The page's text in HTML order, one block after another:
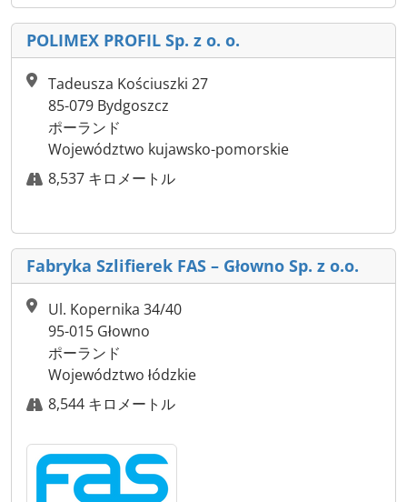
POLIMEX PROFIL Sp. z o. o.
Tadeusza Kościuszki 27
85-079 Bydgoszcz
ポーランド
Województwo kujawsko-pomorskie
8,537 キロメートル
Fabryka Szlifierek FAS – Głowno Sp. z o.o.
Ul. Kopernika 34/40
95-015 Głowno
ポーランド
Województwo łódzkie
8,544 キロメートル